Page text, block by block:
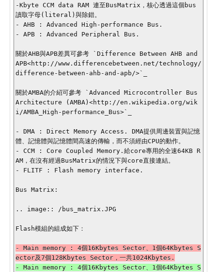
-Kbyte CCM data RAM 連至BusMatrix，核心透過這個bus
讀取字母(literal)與除錯。
- AHB : Advanced High-performance Bus.
- APB : Advanced Peripheral Bus.
關於AHB與APB差異可參考 `Difference Between AHB and
APB<http://www.differencebetween.net/technology/
difference-between-ahb-and-apb/>`_
關於AMBA的介紹可參考 `Advanced Microcontroller Bus
Architecture (AMBA)<http://en.wikipedia.org/wik
i/AMBA_High-performance_Bus>`_
- DMA : Direct Memory Access. DMA提供周邊裝置與記憶
體、記憶體與記憶體間高速的傳輸，而不須經由CPU的動作。
- CCM : Core Coupled Memory.給core專用的全速64KB R
AM，在沒有經過BusMatrix的情況下與core直接連結。
- FLITF : Flash memory interface.
Bus Matrix:
.. image:: /bus_matrix.JPG
Flash模組的組成如下：
- Main memory : 4個16Kbytes Sector、1個64Kbytes S
- Main memory : 4個16Kbytes Sector、1個64Kbytes S